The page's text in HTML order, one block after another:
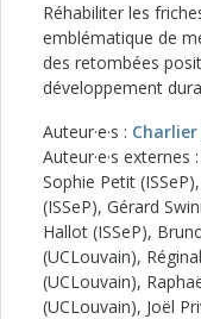
Réhabiliter les
emblématique de
des retombées
développement
Auteur·e·s : Charlier
Auteur·e·s externes
Sophie Petit
(ISSeP), Gérard
Hallot (ISSeP),
(UCLouvain),
(UCLouvain),
(UCLouvain), Joël